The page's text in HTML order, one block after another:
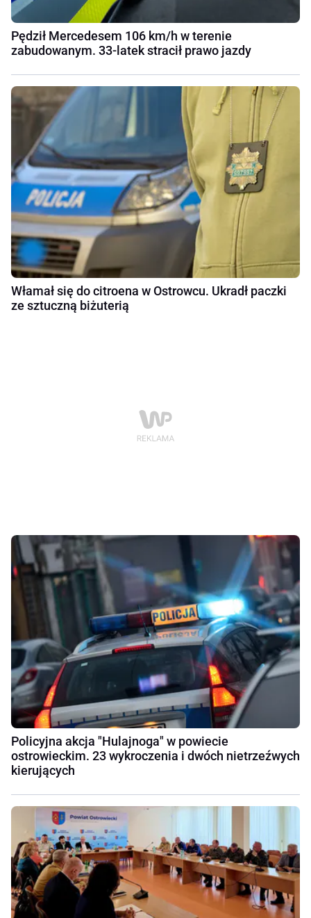
Pędził Mercedesem 106 km/h w terenie
zabudowanym. 33-latek stracił prawo jazdy
Włamał się do citroena w Ostrowcu. Ukradł paczki
ze sztuczną biżuterią
Policyjna akcja "Hulajnoga" w powiecie
ostrowieckim. 23 wykroczenia i dwóch nietrzeźwych
kierujących